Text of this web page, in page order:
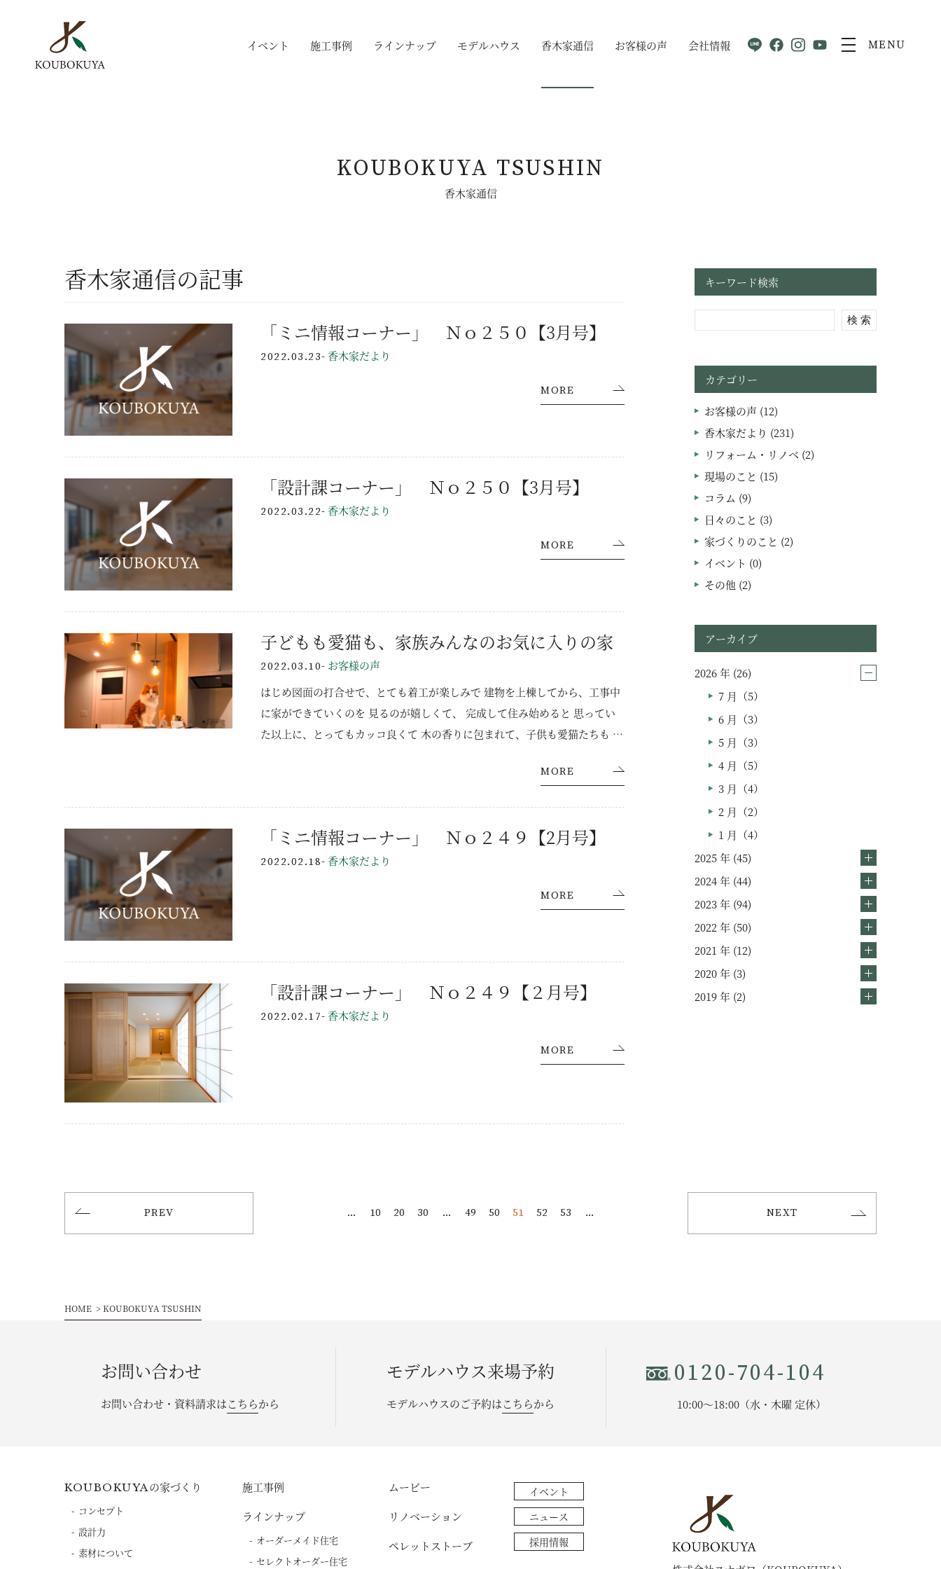
イベント 施工事例 ラインナップ モデルハウス 香木家通信 お客様の声 会社情報 MENU
ニュース
イベント
コンセプト
素材について
施工事例
ラインナップ
オーダーメイド住宅
モデルハウス（KOUBOX）
リノベーション
ペレットストーブ
よくある質問
スタッフ紹介
お問い合わせ・資料請求
KOUBOKUYA TSUSHIN
香木家通信
香木家通信の記事
「ミニ情報コーナー」 Ｎｏ２５０【3月号】
2022.03.23-香木家だより
MORE
「設計課コーナー」 Ｎｏ２５０【3月号】
2022.03.22-香木家だより
MORE
子どもも愛猫も、家族みんなのお気に入りの家
2022.03.10- お客様の声
はじめ図面の打合せで、とても着工が楽しみで 建物を上棟してから、工事中
に家ができていくのを 見るのが嬉しくて、 完成して住み始めると 思ってい
た以上に、とってもカッコ良くて 木の香りに包まれて、子供も愛猫たちも 家
MORE
「ミニ情報コーナー」 Ｎｏ２４９【2月号】
2022.02.18-香木家だより
MORE
「設計課コーナー」 Ｎｏ２４９【２月号】
2022.02.17-香木家だより
MORE
キーワード検索
検 索
カテゴリー
お客様の声 (12)
香木家だより (231)
リフォーム・リノベ (2)
現場のこと (15)
コラム (9)
日々のこと (3)
家づくりのこと (2)
イベント (0)
その他 (2)
アーカイブ
2026 年 (26)
7 月（5）
6 月（3）
5 月（3）
4 月（5）
3 月（4）
2 月（2）
1 月（4）
2025 年 (45)
2024 年 (44)
2023 年 (94)
2022 年 (50)
2021 年 (12)
2020 年 (3)
2019 年 (2)
PREV ... 10 20 30 ... 49 50 51 52 53 ... NEXT
HOME KOUBOKUYA TSUSHIN
お問い合わせ
お問い合わせ・資料請求はこちらから
モデルハウス来場予約
モデルハウスのご予約はこちらから
0120-704-104
10:00〜18:00（水・木曜 定休）
KOUBOKUYAの家づくり
コンセプト
設計力
素材について
施工事例
ラインナップ
オーダーメイド住宅
セレクトオーダー住宅
ムービー
リノベーション
ペレットストーブ
イベント
ニュース
採用情報